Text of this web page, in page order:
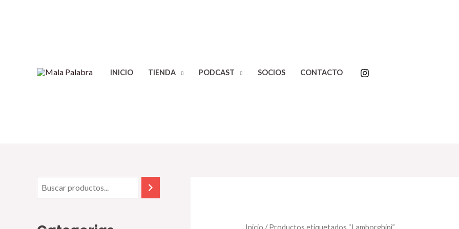
INICIO TIENDA PODCAST SOCIOS CONTACTO
Inicio / Productos etiquetados “Lamborghini”